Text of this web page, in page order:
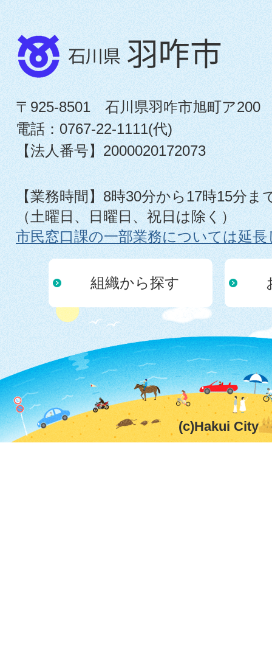
〒925-8501 石川県羽咋市旭町ア200
電話：0767-22-1111(代)
【法人番号】2000020172073
【業務時間】8時30分から17時15分ま
（土曜日、日曜日、祝日は除く）
市民窓口課の一部業務については延
組織から探す
(c)Hakui City